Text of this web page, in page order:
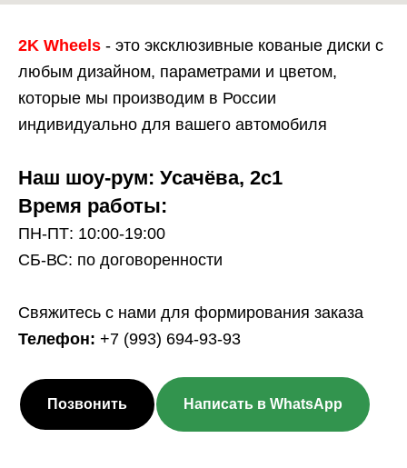
2K Wheels - это эксклюзивные кованые диски с
любым дизайном, параметрами и цветом,
которые мы производим в России
индивидуально для вашего автомобиля
Наш шоу-рум: Усачёва, 2с1
Время работы:
ПН-ПТ: 10:00-19:00
СБ-ВС: по договоренности
Свяжитесь с нами для формирования заказа
Телефон: +7 (993) 694-93-93
Позвонить Написать в WhatsApp